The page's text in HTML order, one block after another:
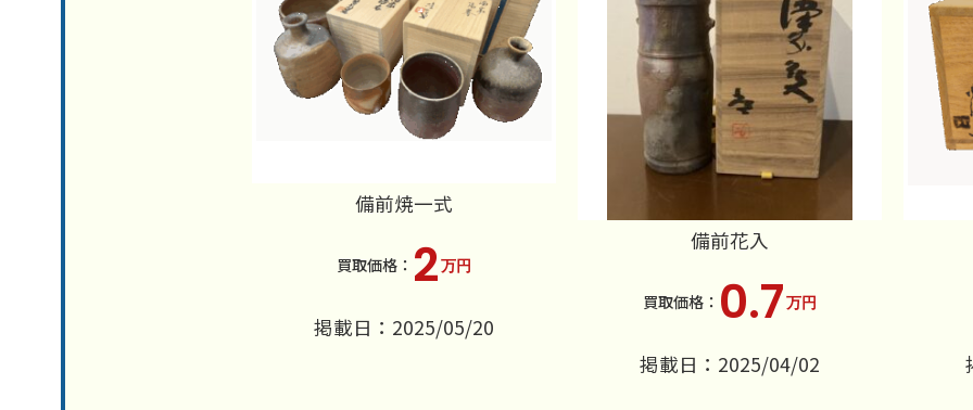
備前焼一式
2万円
掲載日：2025/05/20
備前花入
0.7万円
掲載日：2025/04/02